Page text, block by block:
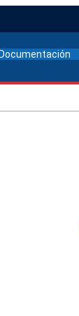
Documentación